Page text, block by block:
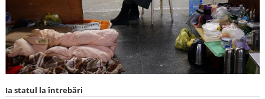
Ia statul la întrebări